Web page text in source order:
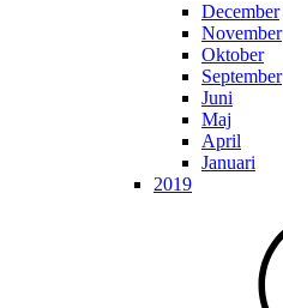
December
November
Oktober
September
Juni
Maj
April
Januari
2019